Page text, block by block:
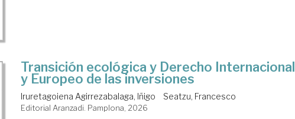
Transición ecológica y Derecho Internacional
y Europeo de las inversiones
Iruretagoiena Agirrezabalaga, Iñigo Seatzu, Francesco
Editorial Aranzadi. Pamplona, 2026